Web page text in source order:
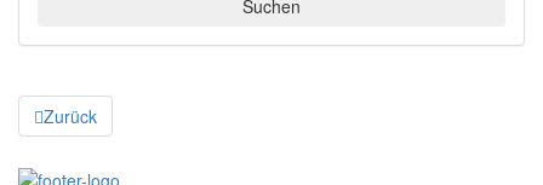
Zurück